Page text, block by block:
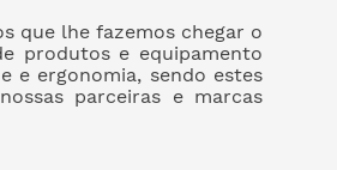
que lhe fazemos chegar o
produtos e equipamento
e ergonomia, sendo estes
parceiras e marcas